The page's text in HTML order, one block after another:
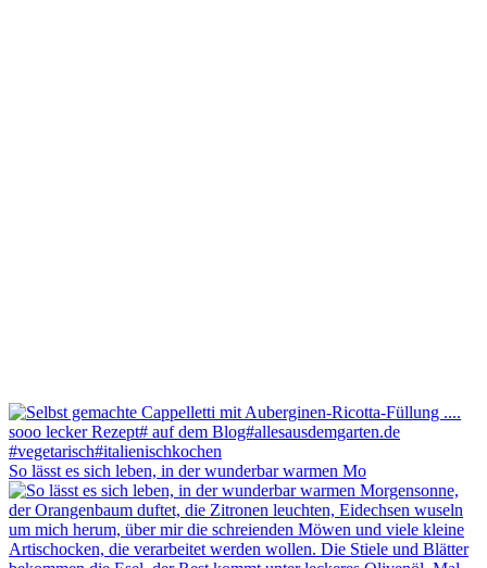
So lässt es sich leben, in der wunderbar warmen Mo